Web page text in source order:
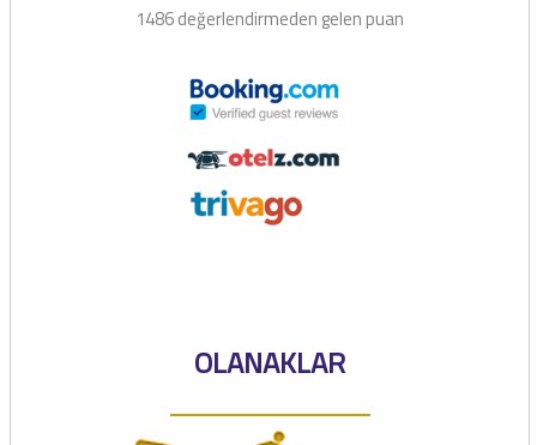
1486 değerlendirmeden gelen puan
OLANAKLAR